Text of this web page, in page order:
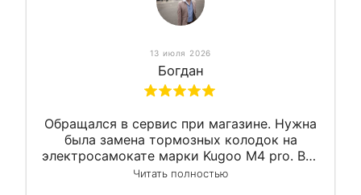
13 июля 2026
Богдан
Обращался в сервис при магазине. Нужна
была замена тормозных колодок на
электросамокате марки Kugoo M4 pro. Всё
сделали в лучшем виде и в максимально
Читать полностью